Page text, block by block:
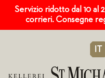
Servizio ridotto dal 10 al
corrieri. Consegne
IT